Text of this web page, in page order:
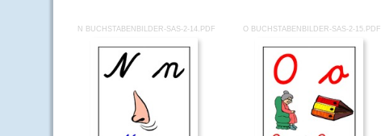
N BUCHSTABENBILDER-SAS-2-14.PDF O BUCHSTABENBILDER-SAS-2-15.PDF